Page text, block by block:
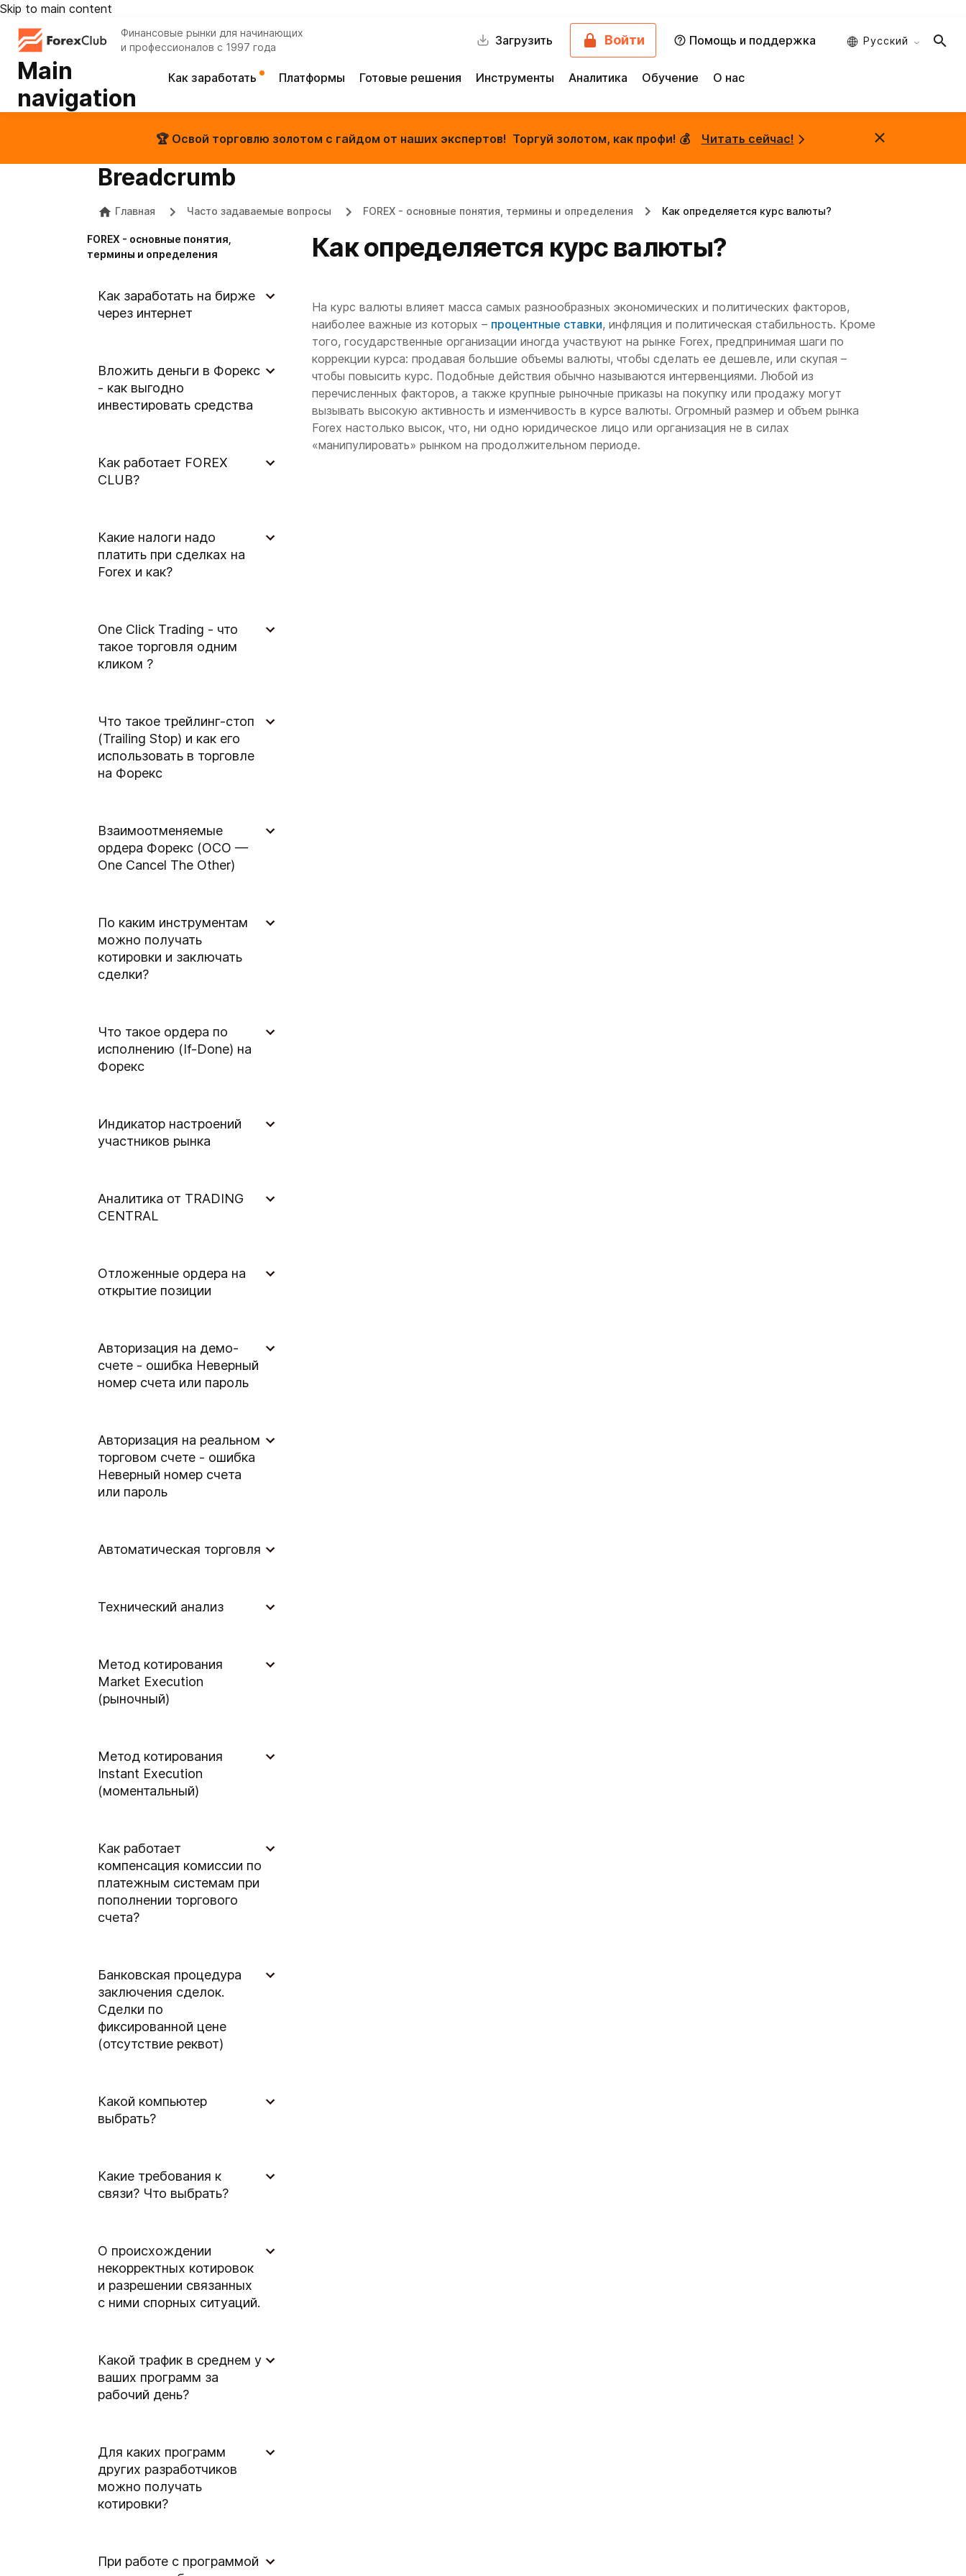
Skip to main content
Финансовые рынки для начинающих
и профессионалов с 1997 года
Загрузить Войти Помощь и поддержка Русский
Main
navigation
Как заработать Платформы Готовые решения Инструменты Аналитика Обучение О нас
🏆 Освой торговлю золотом с гайдом от наших экспертов! Торгуй золотом, как профи! 💰 Читать сейчас!
Breadcrumb
Главная Часто задаваемые вопросы FOREX - основные понятия, термины и определения Как определяется курс валюты?
FOREX - основные понятия,
термины и определения
Как заработать на бирже
через интернет
Вложить деньги в Форекс
- как выгодно
инвестировать средства
Как работает FOREX
CLUB?
Какие налоги надо
платить при сделках на
Forex и как?
One Сlick Тrading - что
такое торговля одним
кликом ?
Что такое трейлинг-стоп
(Trailing Stop) и как его
использовать в торговле
на Форекс
Взаимоотменяемые
ордера Форекс (OCO —
One Cancel The Other)
По каким инструментам
можно получать
котировки и заключать
сделки?
Что такое ордера по
исполнению (If-Done) на
Форекс
Индикатор настроений
участников рынка
Аналитика от TRADING
CENTRAL
Отложенные ордера на
открытие позиции
Авторизация на демо-
счете - ошибка Неверный
номер счета или пароль
Авторизация на реальном
торговом счете - ошибка
Неверный номер счета
или пароль
Автоматическая торговля
Технический анализ
Метод котирования
Market Execution
(рыночный)
Метод котирования
Instant Execution
(моментальный)
Как работает
компенсация комиссии по
платежным системам при
пополнении торгового
счета?
Банковская процедура
заключения сделок.
Сделки по
фиксированной цене
(отсутствие реквот)
Какой компьютер
выбрать?
Какие требования к
связи? Что выбрать?
О происхождении
некорректных котировок
и разрешении связанных
с ними спорных ситуаций.
Какой трафик в среднем у
ваших программ за
рабочий день?
Для каких программ
других разработчиков
можно получать
котировки?
При работе с программой
Как определяется курс валюты?
На курс валюты влияет масса самых разнообразных экономических и политических факторов,
наиболее важные из которых – процентные ставки, инфляция и политическая стабильность. Кроме
того, государственные организации иногда участвуют на рынке Forex, предпринимая шаги по
коррекции курса: продавая большие объемы валюты, чтобы сделать ее дешевле, или скупая –
чтобы повысить курс. Подобные действия обычно называются интервенциями. Любой из
перечисленных факторов, а также крупные рыночные приказы на покупку или продажу могут
вызывать высокую активность и изменчивость в курсе валюты. Огромный размер и объем рынка
Forex настолько высок, что, ни одно юридическое лицо или организация не в силах
«манипулировать» рынком на продолжительном периоде.